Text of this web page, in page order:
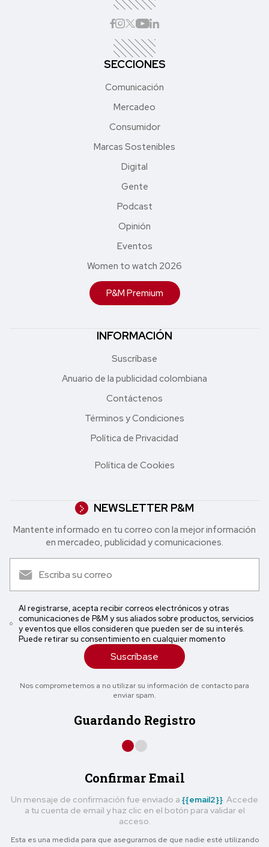
SECCIONES
Comunicación
Mercadeo
Consumidor
Marcas Sostenibles
Digital
Gente
Podcast
Opinión
Eventos
Women to watch 2026
P&M Premium
INFORMACIÓN
Suscríbase
Anuario de la publicidad colombiana
Contáctenos
Términos y Condiciones
Política de Privacidad
Política de Cookies
NEWSLETTER P&M
Mantente informado en tu correo con la mejor in formación
en mercadeo, publicidad y comunicaciones.
Al registrarse, acepta recibir correos electrónicos y otras
comunicaciones de P&M y sus aliados sobre productos, servicios
y eventos que ellos consideren que pueden ser de su interés.
Puede retirar su consentimiento en cualquier momento
Suscríbase
Nos comprometemos a no utilizar su información de contacto para
enviar spam.
Guardando Registro
Confirmar Email
Un mensaje de confirmación fue enviado a {{email2}}. Accede
a tu cuenta de email y haz clic en el botón para validar el
acceso.
Esta es una medida para que asegurarnos de que nadie esté utilizando